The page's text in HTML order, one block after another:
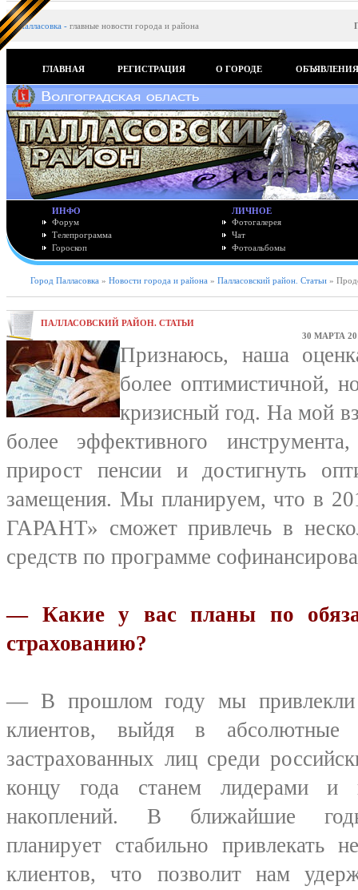
Палласовка - главные новости города и района
ГЛАВНАЯ РЕГИСТРАЦИЯ О ГОРОДЕ ОБЪЯВЛЕНИЯ
ИНФО
Форум
Телепрограмма
Гороскоп
ЛИЧНОЕ
Фотогалерея
Чат
Фотоальбомы
Город Палласовка » Новости города и района » Палласовский район. Статьи »
ПАЛЛАСОВСКИЙ РАЙОН. СТАТЬИ
30 МАРТА
Признаюсь, наша
более оптимистичной,
кризисный год. На мой
более эффективного
прирост пенсии и достигнуть
замещения. Мы планируем, что в
ГАРАНТ» сможет привлечь в
средств по программе
— Какие у вас планы по
страхованию?
— В прошлом году мы
клиентов, выйдя в абсолютные
застрахованных лиц среди
концу года станем лидерами и
накоплений. В ближайшие
планирует стабильно
клиентов, что позволит нам